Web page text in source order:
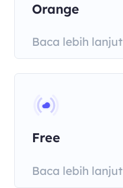
Orange
Baca lebih lanjut
Free
Baca lebih lanjut